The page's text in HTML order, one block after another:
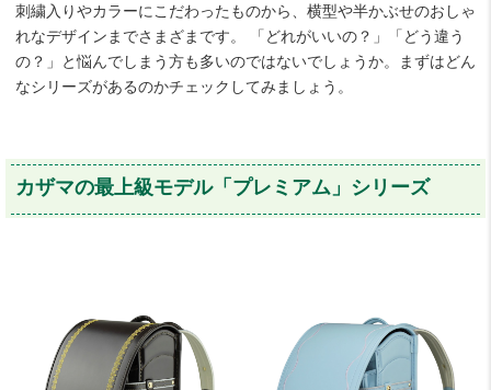
刺繍入りやカラーにこだわったものから、横型や半かぶせのおしゃ
れなデザインまでさまざまです。 「どれがいいの？」「どう違う
の？」と悩んでしまう方も多いのではないでしょうか。まずはどん
なシリーズがあるのかチェックしてみましょう。
カザマの最上級モデル「プレミアム」シリーズ